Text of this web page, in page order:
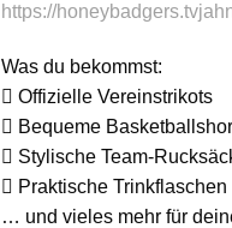
https://
Was du bekommst:
 Offizielle Vereinstrikots
 Bequeme
 Stylische Team-
 Praktische Trinkflaschen
… und vieles mehr für